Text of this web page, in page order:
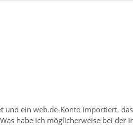
ein web.de-Konto importiert,
habe ich möglicherweise bei der